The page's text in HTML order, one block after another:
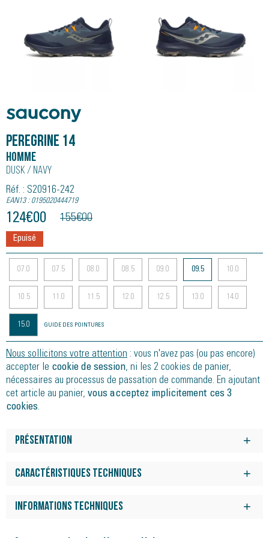
Saucony
Peregrine 14
Homme
Dusk / Navy
Réf. : S20916-242
EAN13 : 0195020444719
124€00 155€00
Epuisé
07.0 07.5 08.0 08.5 09.0 09.5 10.0
10.5 11.0 11.5 12.0 12.5 13.0 14.0
15.0 GUIDE DES POINTURES
Nous sollicitons votre attention : vous n'avez pas (ou pas encore)
accepter le cookie de session, ni les 2 cookies de panier,
nécessaires au processus de passation de commande. En ajoutant
cet article au panier, vous acceptez implicitement ces 3
cookies.
Présentation
quotidiennes
apporte une meilleure durabilitée
? La conception asymétrique des crampons de 5 mm offre une
Caractéristiques techniques
les terrains
Informations techniques